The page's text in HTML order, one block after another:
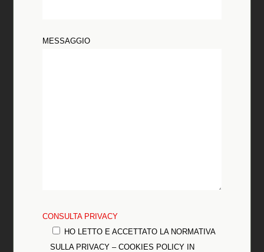
MESSAGGIO
CONSULTA PRIVACY
HO LETTO E ACCETTATO LA NORMATIVA
SULLA PRIVACY – COOKIES POLICY IN